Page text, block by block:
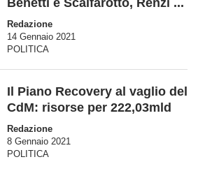
Redazione
14 Gennaio 2021
POLITICA
Il Piano Recovery al vaglio del
CdM: risorse per 222,03mld
Redazione
8 Gennaio 2021
POLITICA